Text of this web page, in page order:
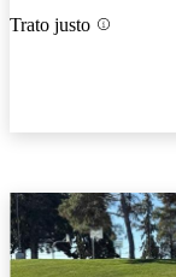
Trato justo